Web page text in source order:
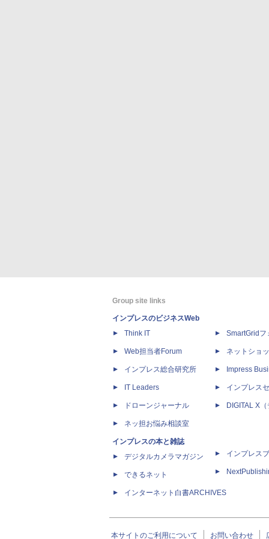
Group site links
インプレスのビジネスWeb
Think IT
Web担当者Forum
インプレス総合研究所
IT Leaders
ドローンジャーナル
ネッ担お悩み相談室
インプレスの本と雑誌
デジタルカメラマガジン
できるネット
インターネット白書ARCHIVES
SmartGridフ
ネットショ
Impress
インプレス
DIGITAL X
インプレス
本サイトのご利用について お問い合わせ